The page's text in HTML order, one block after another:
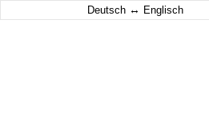
Deutsch ↔ Englisch